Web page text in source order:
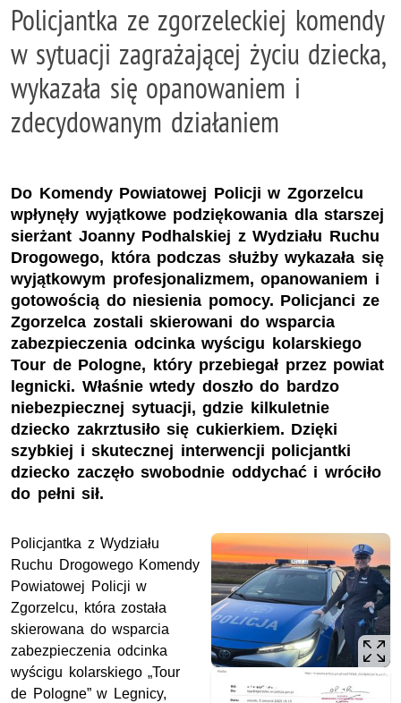
Policjantka ze zgorzeleckiej komendy
w sytuacji zagrażającej życiu dziecka,
wykazała się opanowaniem i
zdecydowanym działaniem
Do Komendy Powiatowej Policji w Zgorzelcu
wpłynęły wyjątkowe podziękowania dla starszej
sierżant Joanny Podhalskiej z Wydziału Ruchu
Drogowego, która podczas służby wykazała się
wyjątkowym profesjonalizmem, opanowaniem i
gotowością do niesienia pomocy. Policjanci ze
Zgorzelca zostali skierowani do wsparcia
zabezpieczenia odcinka wyścigu kolarskiego
Tour de Pologne, który przebiegał przez powiat
legnicki. Właśnie wtedy doszło do bardzo
niebezpiecznej sytuacji, gdzie kilkuletnie
dziecko zakrztusiło się cukierkiem. Dzięki
szybkiej i skutecznej interwencji policjantki
dziecko zaczęło swobodnie oddychać i wróciło
do pełni sił.
Policjantka z Wydziału
Ruchu Drogowego Komendy
Powiatowej Policji w
Zgorzelcu, która została
skierowana do wsparcia
zabezpieczenia odcinka
wyścigu kolarskiego „Tour
de Pologne” w Legnicy,